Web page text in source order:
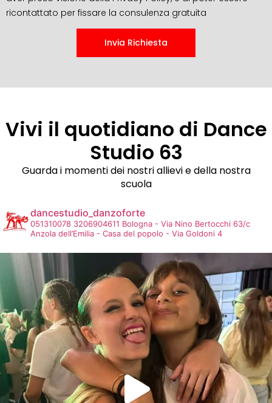
ricontattato per fissare la consulenza gratuita
Invia Richiesta
Vivi il quotidiano di Dance
Studio 63
Guarda i momenti dei nostri allievi e della nostra
scuola
dancestudio_danzoforte
051310078 3206904611 Bologna - Via Nino Bertocchi 63/c
Anzola dell’Emilia - Casa del popolo - Via Goldoni 4